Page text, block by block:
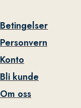
Betingelser
Personvern
Konto
Bli kunde
Om oss